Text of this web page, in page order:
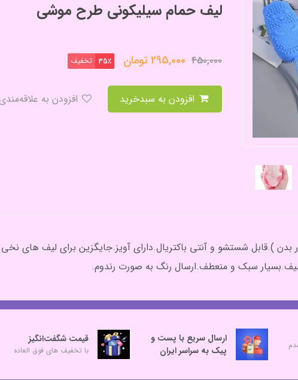
لیف حمام سیلیکونی طرح موشی
450,000
295,000تومان 35٪ تخفیف
بدن ).قابل شستشو و آنتی باکتریال.دارای آویز.جایگزین برای لیف
سبک و منعطف.ارسال رنگ به صورت رندوم.
ارسال سریع با پست و
پیک به سراسر ایران
قیمت شگفت‌انگیز
با تخفیف های فوق العاده